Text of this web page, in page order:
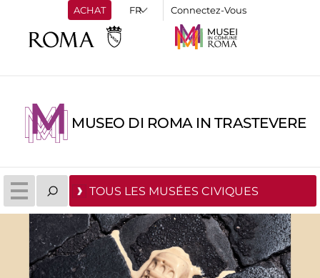
ACHAT Connectez-Vous
MUSEO DI ROMA IN TRASTEVERE
TOUS LES MUSÉES CIVIQUES